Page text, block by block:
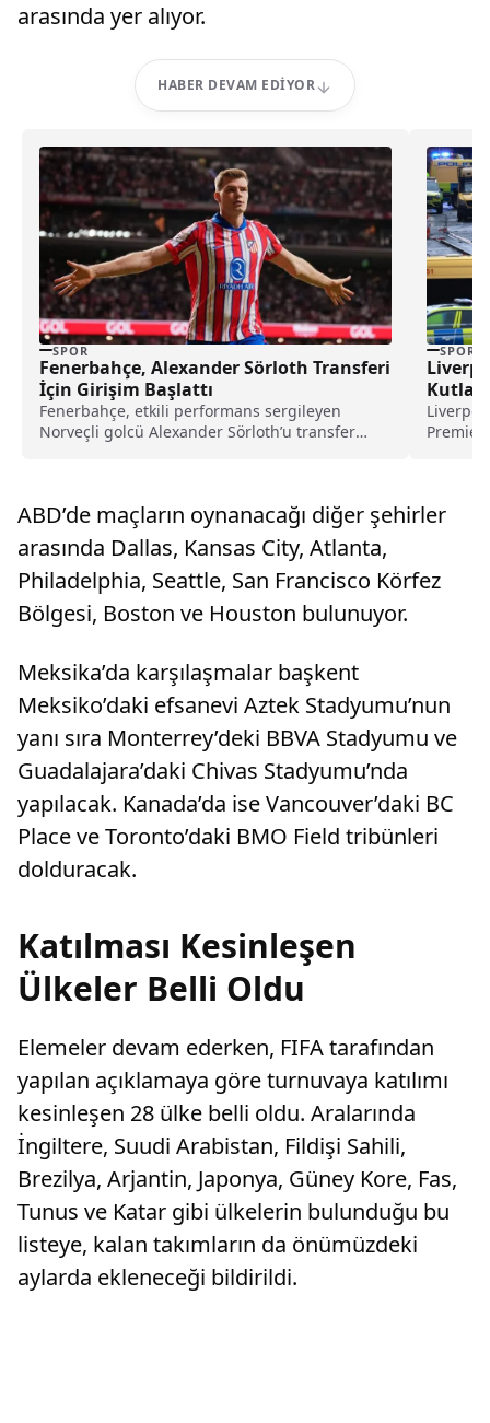
arasında yer alıyor.
HABER DEVAM EDIYOR
SPOR
Fenerbahçe, Alexander Sörloth Transferi
İçin Girişim Başlattı
Fenerbahçe, etkili performans sergileyen
Norveçli golcü Alexander Sörloth’u transfer
SPOR
Premier
ABD’de maçların oynanacağı diğer şehirler
arasında Dallas, Kansas City, Atlanta,
Philadelphia, Seattle, San Francisco Körfez
Bölgesi, Boston ve Houston bulunuyor.
Meksika’da karşılaşmalar başkent
Meksiko’daki efsanevi Aztek Stadyumu’nun
yanı sıra Monterrey’deki BBVA Stadyumu ve
Guadalajara’daki Chivas Stadyumu’nda
yapılacak. Kanada’da ise Vancouver’daki BC
Place ve Toronto’daki BMO Field tribünleri
dolduracak.
Katılması Kesinleşen
Ülkeler Belli Oldu
Elemeler devam ederken, FIFA tarafından
yapılan açıklamaya göre turnuvaya katılımı
kesinleşen 28 ülke belli oldu. Aralarında
İngiltere, Suudi Arabistan, Fildişi Sahili,
Brezilya, Arjantin, Japonya, Güney Kore, Fas,
Tunus ve Katar gibi ülkelerin bulunduğu bu
listeye, kalan takımların da önümüzdeki
aylarda ekleneceği bildirildi.